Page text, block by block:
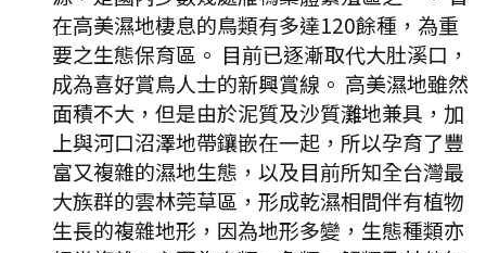
在高美濕地棲息的鳥類有多達120餘種，為重
要之生態保育區。 目前已逐漸取代大肚溪口，
成為喜好賞鳥人士的新興賞線。 高美濕地雖然
面積不大，但是由於泥質及沙質灘地兼具，加
上與河口沼澤地帶鑲嵌在一起，所以孕育了豐
富又複雜的濕地生態，以及目前所知全台灣最
大族群的雲林莞草區，形成乾濕相間伴有植物
生長的複雜地形，因為地形多變，生態種類亦